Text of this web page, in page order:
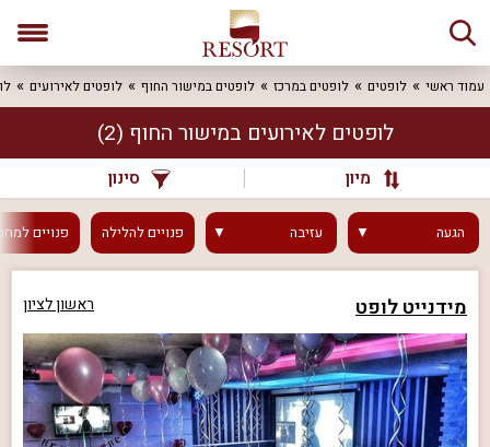
עמוד ראשי לופטים לופטים במרכז לופטים במישור החוף לופטים לאירועים
לופטים לאירועים במישור החוף (2)
מיון סינון
הגעה עזיבה פנוייםלהלילה פנויים
מידנייט לופט ראשון לציון